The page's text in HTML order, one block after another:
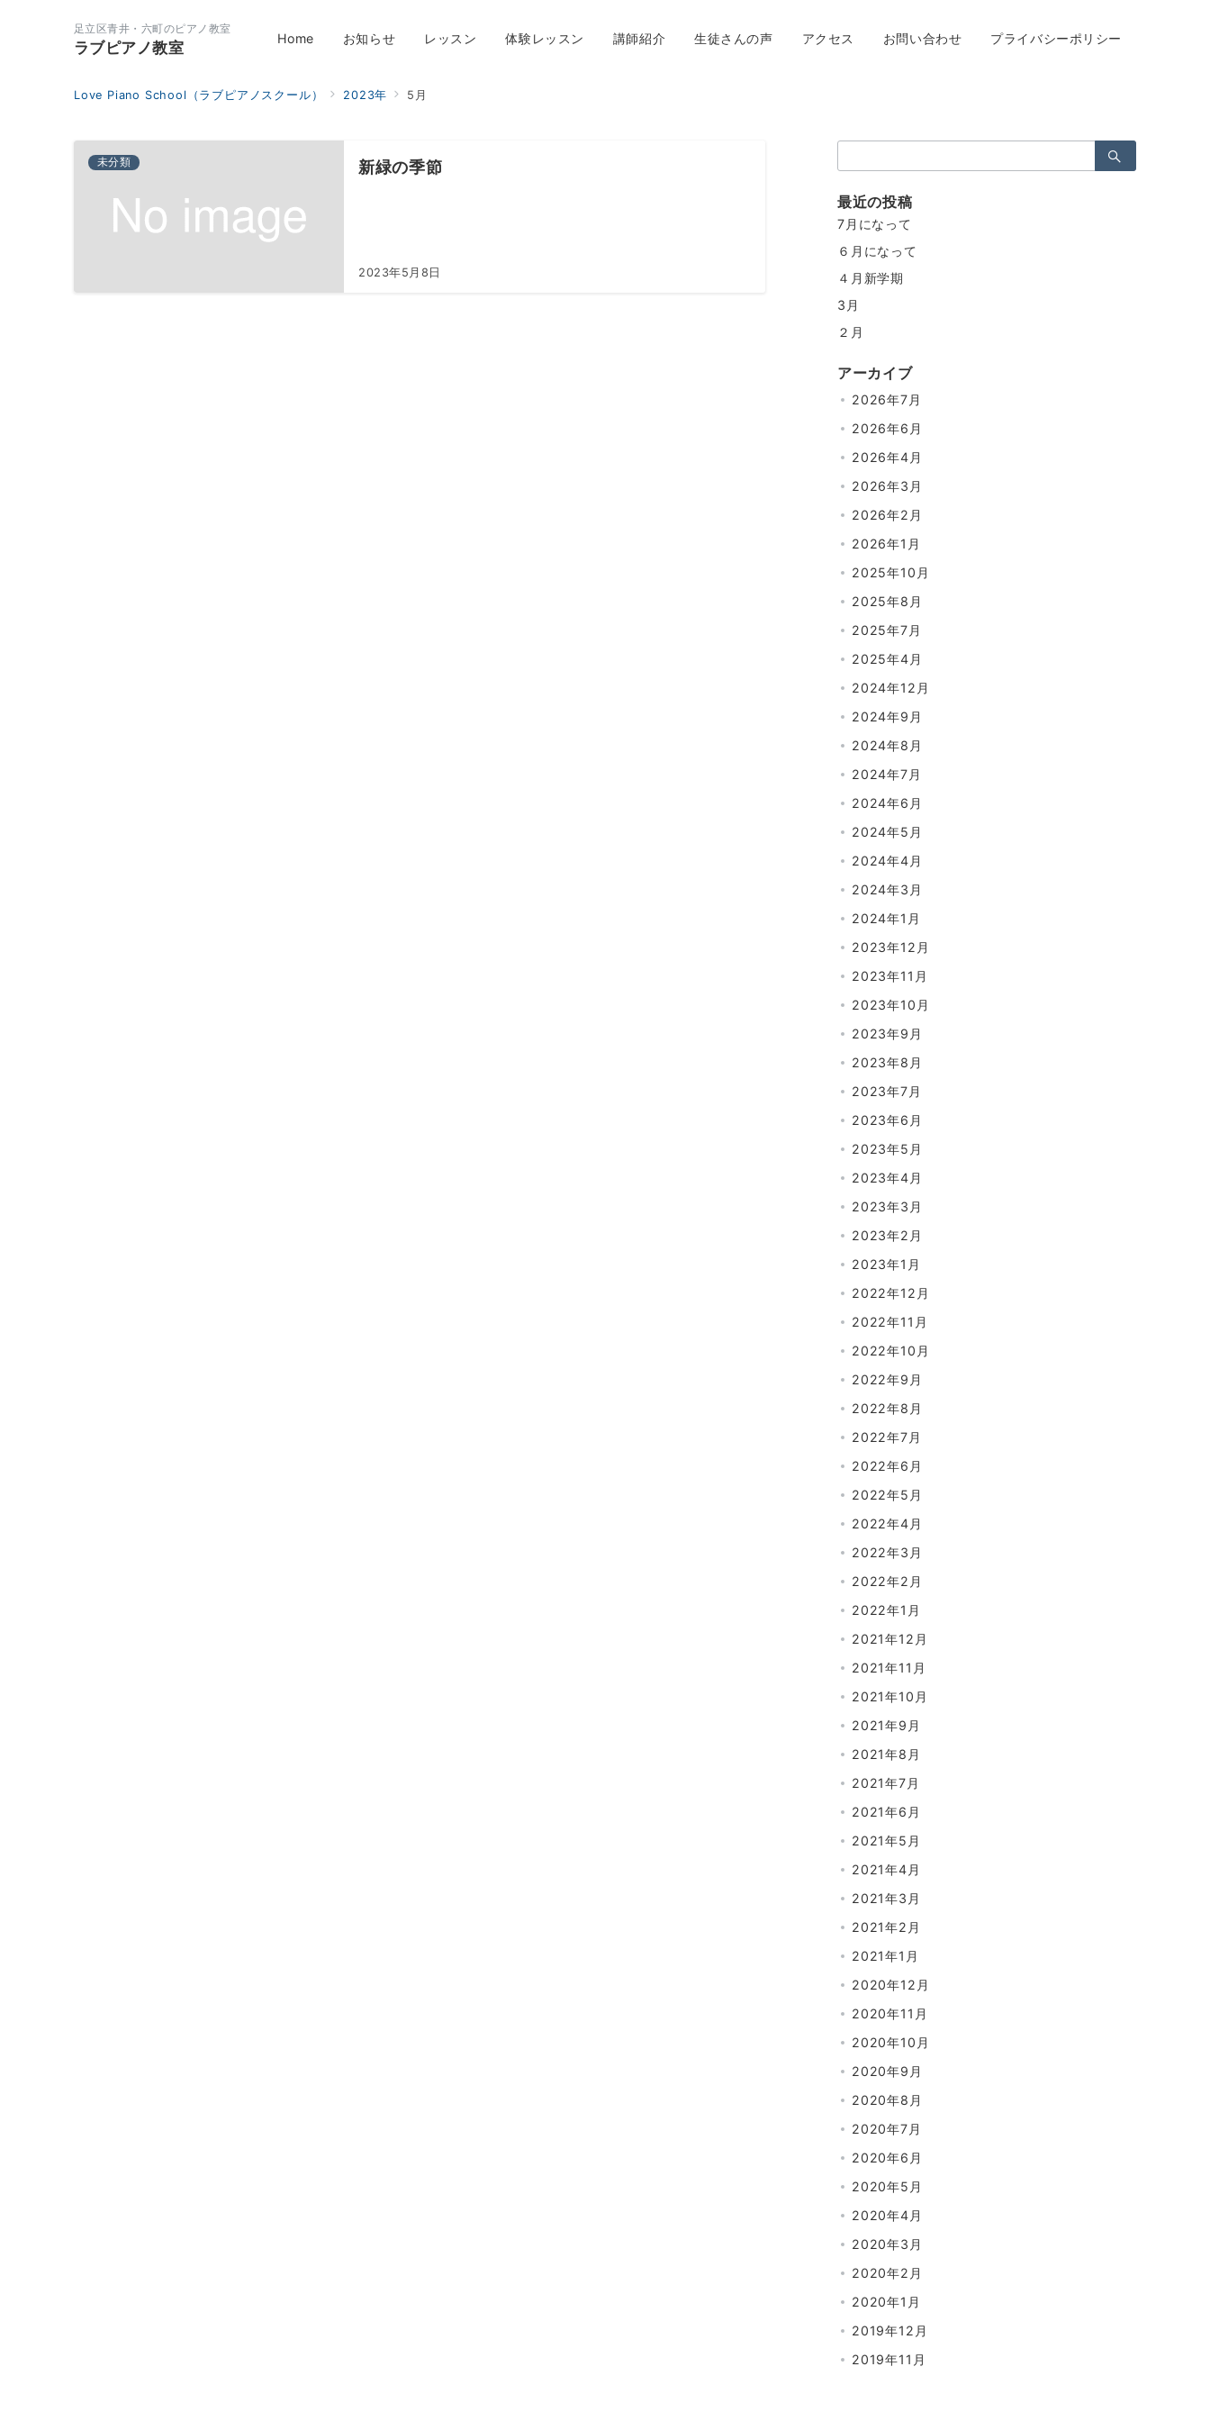
足立区青井・六町のピアノ教室
ラブピアノ教室
Home お知らせ レッスン 体験レッスン 講師紹介 生徒さんの声 アクセス お問い合わせ プライバシーポリシー
Love Piano School（ラブピアノスクール） 2023年 5月
未分類 新緑の季節
2023年5月8日
索：
最近の投稿
7月になって
６月になって
４月新学期
3月
２月
アーカイブ
2026年7月
2026年6月
2026年4月
2026年3月
2026年2月
2026年1月
2025年10月
2025年8月
2025年7月
2025年4月
2024年12月
2024年9月
2024年8月
2024年7月
2024年6月
2024年5月
2024年4月
2024年3月
2024年1月
2023年12月
2023年11月
2023年10月
2023年9月
2023年8月
2023年7月
2023年6月
2023年5月
2023年4月
2023年3月
2023年2月
2023年1月
2022年12月
2022年11月
2022年10月
2022年9月
2022年8月
2022年7月
2022年6月
2022年5月
2022年4月
2022年3月
2022年2月
2022年1月
2021年12月
2021年11月
2021年10月
2021年9月
2021年8月
2021年7月
2021年6月
2021年5月
2021年4月
2021年3月
2021年2月
2021年1月
2020年12月
2020年11月
2020年10月
2020年9月
2020年8月
2020年7月
2020年6月
2020年5月
2020年4月
2020年3月
2020年2月
2020年1月
2019年12月
2019年11月